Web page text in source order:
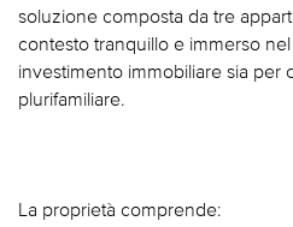
soluzione composta da tre
contesto tranquillo e immerso
investimento immobiliare sia per
plurifamiliare.
La proprietà comprende: